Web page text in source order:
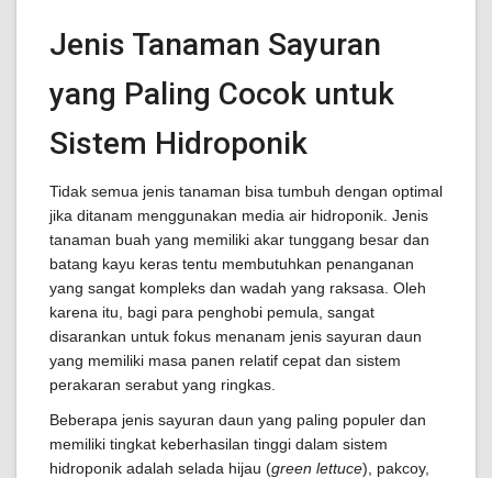
Jenis Tanaman Sayuran
yang Paling Cocok untuk
Sistem Hidroponik
Tidak semua jenis tanaman bisa tumbuh dengan optimal
jika ditanam menggunakan media air hidroponik. Jenis
tanaman buah yang memiliki akar tunggang besar dan
batang kayu keras tentu membutuhkan penanganan
yang sangat kompleks dan wadah yang raksasa. Oleh
karena itu, bagi para penghobi pemula, sangat
disarankan untuk fokus menanam jenis sayuran daun
yang memiliki masa panen relatif cepat dan sistem
perakaran serabut yang ringkas.
Beberapa jenis sayuran daun yang paling populer dan
memiliki tingkat keberhasilan tinggi dalam sistem
hidroponik adalah selada hijau (green lettuce), pakcoy,